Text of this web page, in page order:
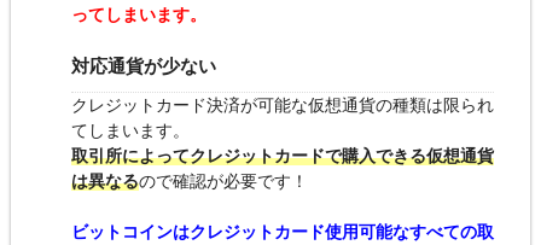
ってしまいます。
対応通貨が少ない
クレジットカード決済が可能な仮想通貨の種類は限られ
てしまいます。
取引所によってクレジットカードで購入できる仮想通貨
は異なるので確認が必要です！
ビットコインはクレジットカード使用可能なすべての取